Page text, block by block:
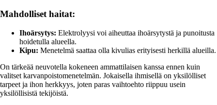
Mahdolliset haitat:
Ihoärsytys: Elektrolyysi voi aiheuttaa ihoärsytystä ja punoitusta
hoidetulla alueella.
Kipu: Menetelmä saattaa olla kivulias erityisesti herkillä alueilla.
On tärkeää neuvotella kokeneen ammattilaisen kanssa ennen kuin
valitset karvanpoistomenetelmän. Jokaisella ihmisellä on yksilölliset
tarpeet ja ihon herkkyys, joten paras vaihtoehto riippuu usein
yksilöllisistä tekijöistä.